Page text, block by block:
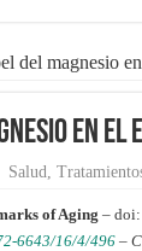
del magnesio
en el
Salud ,
of Aging – doi:
6643/16/4/496 –